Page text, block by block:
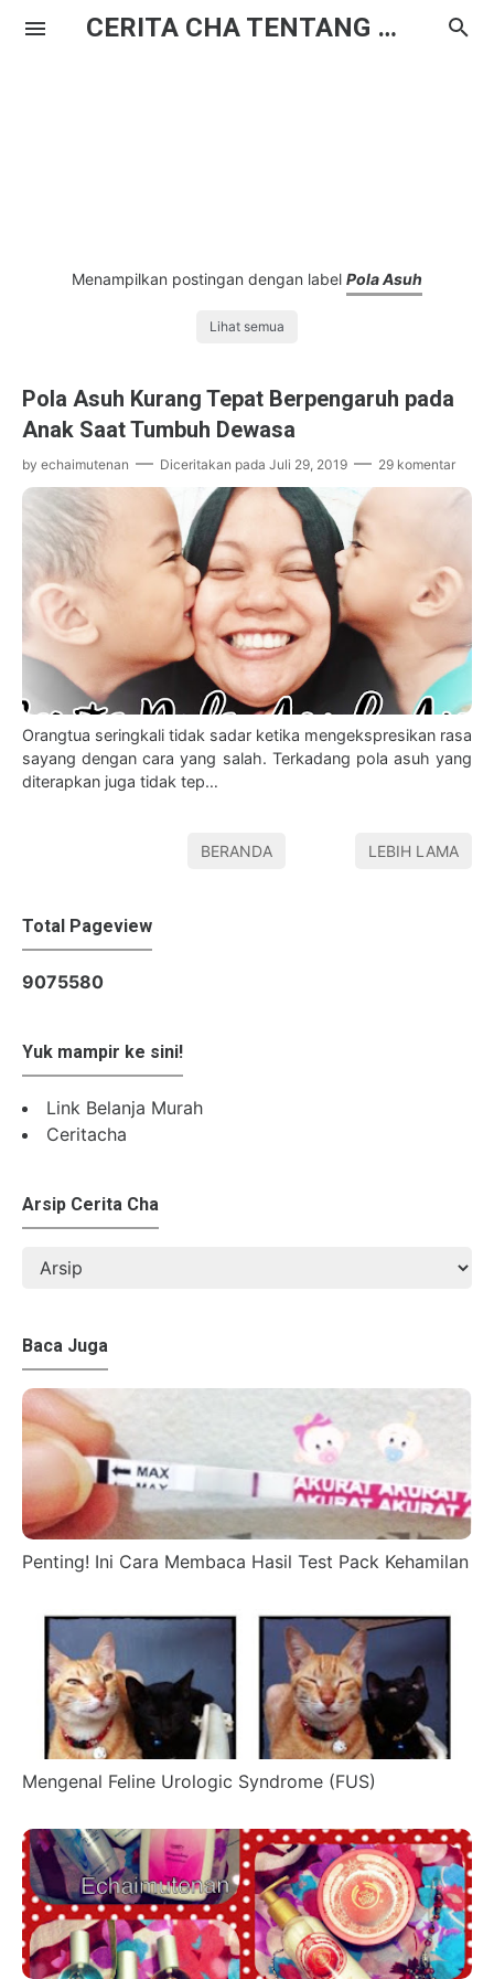
CERITA CHA TENTANG HAL BIASA
Menampilkan postingan dengan label Pola Asuh
Lihat semua
Pola Asuh Kurang Tepat Berpengaruh pada
Anak Saat Tumbuh Dewasa
by echaimutenan Diceritakan pada Juli 29, 2019 29 komentar
Orangtua seringkali tidak sadar ketika mengekspresikan rasa
sayang dengan cara yang salah. Terkadang pola asuh yang
diterapkan juga tidak tep…
BERANDA LEBIH LAMA
Total Pageview
9075580
Yuk mampir ke sini!
Link Belanja Murah
Ceritacha
Arsip Cerita Cha
Baca Juga
Penting! Ini Cara Membaca Hasil Test Pack Kehamilan
Mengenal Feline Urologic Syndrome (FUS)